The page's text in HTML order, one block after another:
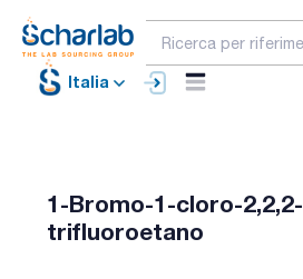
Italia
1-Bromo-1-cloro-2,2,2-
trifluoroetano